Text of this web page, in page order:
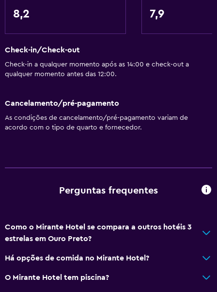
Banheiro
Secador de cabelo
Telefone
Acessibilidade e adequação
Não fumante
Travesseiro sem penas
Estacionamento acessível
8,2 7,9
Check-in/Check-out
Check-in a qualquer momento após as 14:00 e check-out a
qualquer momento antes das 12:00.
Cancelamento/pré-pagamento
As condições de cancelamento/pré-pagamento variam de
acordo com o tipo de quarto e fornecedor.
Perguntas frequentes
Como o Mirante Hotel se compara a outros hotéis 3
estrelas em Ouro Preto?
Há opções de comida no Mirante Hotel?
O Mirante Hotel tem piscina?